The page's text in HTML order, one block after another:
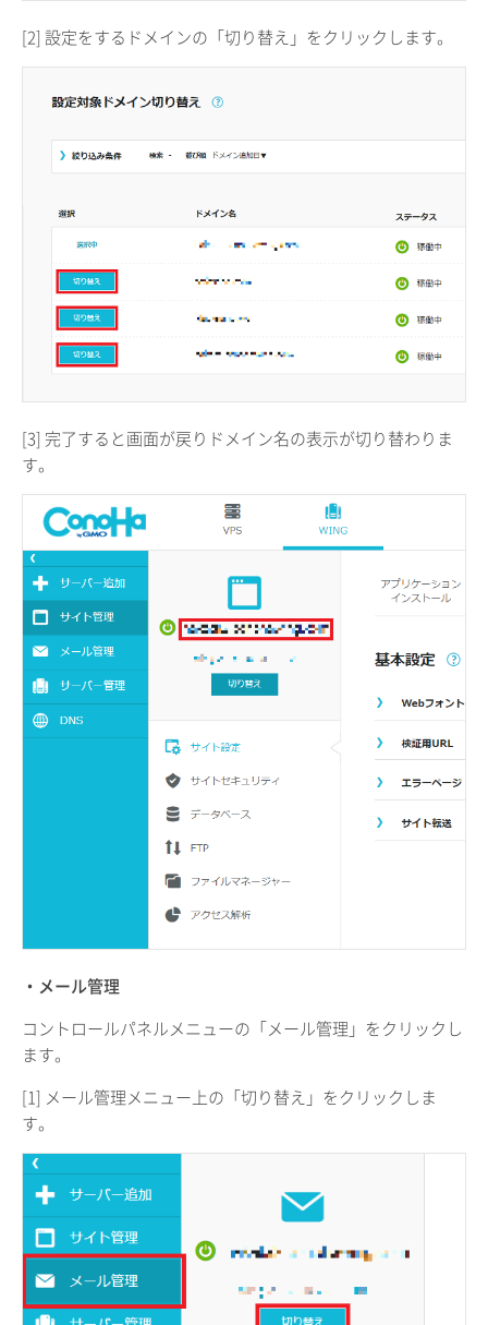
[2] 設定をするドメインの「切り替え」をクリックします。
[3] 完了すると画面が戻りドメイン名の表示が切り替わりま
す。
・メール管理
コントロールパネルメニューの「メール管理」をクリックし
ます。
[1] メール管理メニュー上の「切り替え」をクリックしま
す。